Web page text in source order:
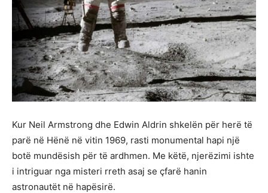
Kur Neil Armstrong dhe Edwin Aldrin shkelën për herë të
parë në Hënë në vitin 1969, rasti monumental hapi një
botë mundësish për të ardhmen. Me këtë, njerëzimi ishte
i intriguar nga misteri rreth asaj se çfarë hanin
astronautët në hapësirë.